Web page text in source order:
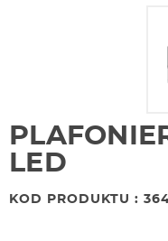
LED
KOD PRODUKTU :